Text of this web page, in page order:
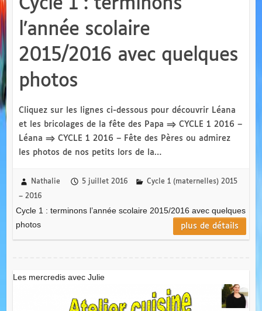
Cycle 1 : terminons
l’année scolaire
2015/2016 avec quelques
photos
Cliquez sur les lignes ci-dessous pour découvrir Léana
et les bricolages de la fête des Papa ⇒ CYCLE 1 2016 –
Léana ⇒ CYCLE 1 2016 – Fête des Pères ou admirez
les photos de nos petits lors de la…
Nathalie 5 juillet 2016 Cycle 1 (maternelles) 2015
– 2016
Cycle 1 : terminons l’année scolaire 2015/2016 avec quelques
photos
plus de détails
Les mercredis avec Julie